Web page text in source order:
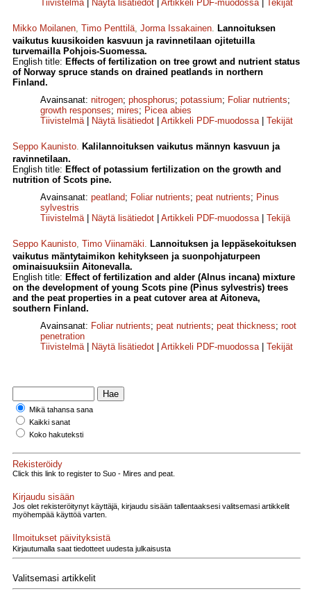
Tiivistelmä| Näytä lisätiedot Artikkeli PDF-muodossa| Tekijät
Mikko Moilanen, Timo Penttilä, Jorma Issakainen. Lannoituksen
vaikutus kuusikoiden kasvuun ja ravinnetilaan ojitetuilla
turvemailla Pohjois-Suomessa.
English title: Effects of fertilization on tree growt and nutrient status
of Norway spruce stands on drained peatlands in northern
Finland.
Avainsanat: nitrogen; phosphorus; potassium; Foliar nutrients;
growth responses; mires; Picea abies
Tiivistelmä| Näytä lisätiedot Artikkeli PDF-muodossa| Tekijät
Seppo Kaunisto. Kalilannoituksen vaikutus männyn kasvuun ja
ravinnetilaan.
English title: Effect of potassium fertilization on the growth and
nutrition of Scots pine.
Avainsanat: peatland; Foliar nutrients; peat nutrients; Pinus
sylvestris
Tiivistelmä| Näytä lisätiedot Artikkeli PDF-muodossa| Tekijä
Seppo Kaunisto, Timo Viinamäki. Lannoituksen ja leppäsekoituksen
vaikutus mäntytaimikon kehitykseen ja suonpohjaturpeen
ominaisuuksiin Aitonevalla.
English title: Effect of fertilization and alder (Alnus incana) mixture
on the development of young Scots pine (Pinus sylvestris) trees
and the peat properties in a peat cutover area at Aitoneva,
southern Finland.
Avainsanat: Foliar nutrients; peat nutrients; peat thickness; root
penetration
Tiivistelmä| Näytä lisätiedot Artikkeli PDF-muodossa| Tekijät
Mikä tahansa sana
Kaikki sanat
Koko hakuteksti
Rekisteröidy
Click this link to register to Suo - Mires and peat.
Kirjaudu sisään
Jos olet rekisteröitynyt käyttäjä, kirjaudu sisään tallentaaksesi valitsemasi artikkelit
myöhempää käyttöä varten.
Ilmoitukset päivityksistä
Kirjautumalla saat tiedotteet uudesta julkaisusta
Valitsemasi artikkelit